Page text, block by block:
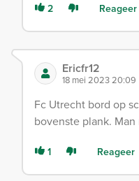
2 Reageer
Ericfr12
18 mei 2023 20:09
Fc Utrecht bord op
bovenste plank. Man
1 Reageer